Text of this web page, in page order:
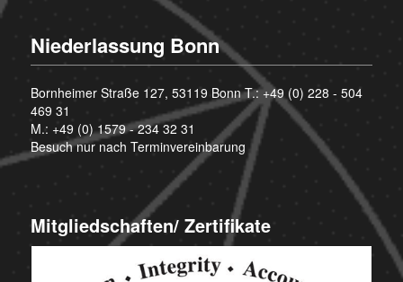
Niederlassung Bonn
Bornheimer Straße 127, 53119 Bonn T.:+49 (0) 228 - 504
469 31
M.: +49 (0) 1579 - 234 32 31
Besuch nur nach Terminvereinbarung
Mitgliedschaften/ Zertifikate